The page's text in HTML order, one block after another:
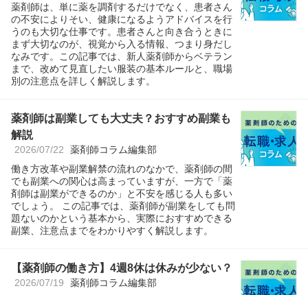
薬剤師は、単に薬を調剤するだけでなく、患者さん
の不安によりそい、健康になるようアドバイスを行
うのも大切な仕事です。患者さんと向き合うときに
まず大切なのが、視覚から入る情報、つまり身だし
なみです。この記事では、新人薬剤師からベテラン
まで、改めて見直したい服装の基本ルールと、職場
別の注意点を詳しく解説します。
薬剤師は副業しても大丈夫？おすすめ副業も
解説
2026/07/22 薬剤師コラム編集部
働き方改革や副業解禁の流れのなかで、薬剤師の間
でも副業への関心は高まっていますが、一方で「薬
剤師は副業ができるのか」と不安を感じる人も多い
でしょう。 この記事では、薬剤師が副業をしても問
題ないのかという基本から、実際におすすめできる
副業、注意点までをわかりやすく解説します。
【薬剤師の働き方】4週8休は休みが少ない？
2026/07/19 薬剤師コラム編集部